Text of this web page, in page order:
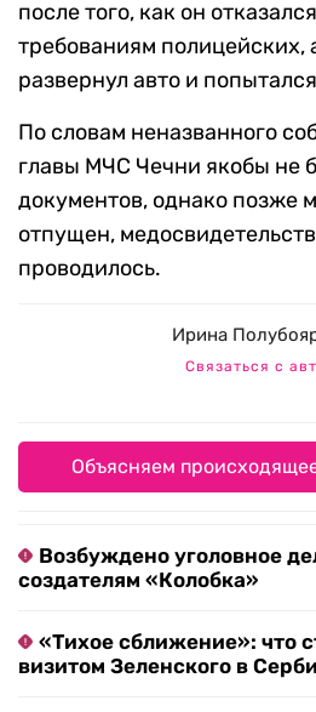
после того, как он
требованиям полицейских,
развернул авто и
По словам неназванного
главы МЧС Чечни якобы не
документов, однако позже
отпущен,
проводилось.
Ирина
Связаться с
Объясняем
Возбуждено уголовное
создателям «Колобка»
«Тихое сближение»: что
визитом Зеленского в